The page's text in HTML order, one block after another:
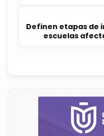
Definen etapas de
escuelas